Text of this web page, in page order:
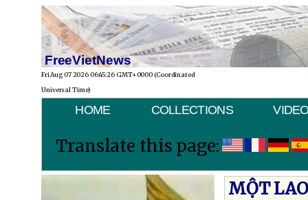
FreeVietNews
Fri Aug 07 2026 06:45:26 GMT+0000 (Coordinated
Universal Time)
HOME COLLECTIONS
Translate this page:
MỘT